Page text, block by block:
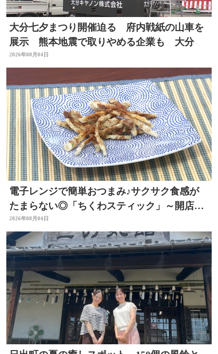
大分七夕まつり開催迫る 府内戦紙の山車を
展示 熊本地震で取りやめる企業も 大分
2026年08月04日
電子レンジで簡単おつまみ♪サクサク食感が
たまらない◎「ちくわスティック」～開店！
キッチン別府ちゃん～
2026年08月04日